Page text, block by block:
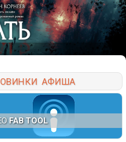
АФИША
FAB TOOL